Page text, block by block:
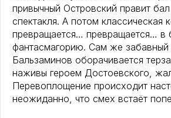
привычный Островский правит
спектакля. А потом классическая
превращается… превращается… в
фантасмагорию. Сам же
Бальзаминов оборачивается
наживы героем Достоевского,
Перевоплощение происходит
неожиданно, что смех встаёт